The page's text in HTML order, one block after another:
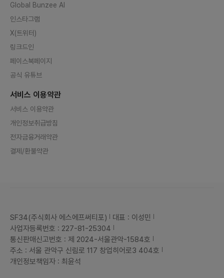
Global Bunzee AI
인스타그램
X(트위터)
링크드인
페이스북페이지
공식 유튜브
서비스 이용약관
서비스 이용약관
개인정보취급방침
전자금융거래약관
결제/환불약관
SF34(주식회사 에스에프써티포)
대표 : 이성민
사업자등록번호 : 227-81-25304
통신판매신고번호 : 제 2024-서울관악-1584호
주소 : 서울 관악구 신림로 117 창업히어로3 404호
개인정보책임자 : 최윤석